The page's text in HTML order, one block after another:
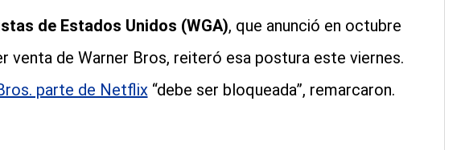
de Estados Unidos (WGA), que anunció en octubre
venta de Warner Bros, reiteró esa postura este viernes.
parte de Netflix“debe ser bloqueada”, remarcaron.